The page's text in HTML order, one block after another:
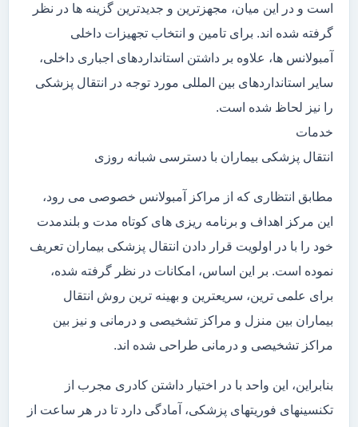
است و در این میان، مجهزترین و جدیدترین گزینه ها در نظر
گرفته شده اند. برای تامین و انتخاب تجهیزات داخلی
آمبولانس ها، علاوه بر داشتن استانداردهای اجباری داخلی،
سایر استانداردهای بین المللی مورد توجه در انتقال پزشکی
را نیز لحاظ شده است.
خدمات
انتقال پزشکی بیماران با دسترسی شبانه روزی
مطابق انتظاری که از مراکز آمبولانس خصوصی می رود،
این مرکز اهداف و برنامه ریزی های کوتاه مدت و بلندمدت
خود را با در اولویت قرار دادن انتقال پزشکی بیماران تعریف
نموده است. بر این اساس، امکانات در نظر گرفته شده،
برای علمی ترین، سریعترین و بهینه ترین روش انتقال
بیماران بین منزل و مراکز تشخیصی و درمانی و نیز بین
مراکز تشخیصی و درمانی طراحی شده اند.
بنابراین، این واحد با در اختیار داشتن کادری مجرب از
تکنسینهای فوریتهای پزشکی، آمادگی دارد تا در هر ساعت از